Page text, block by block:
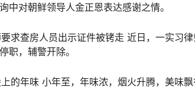
中对朝鲜领导人金正恩表达感谢之情。
求查房人员出示证件被铐走 近日，一实习
职，辅警开除。
的年味 小年至，年味浓，烟火升腾，美味飘